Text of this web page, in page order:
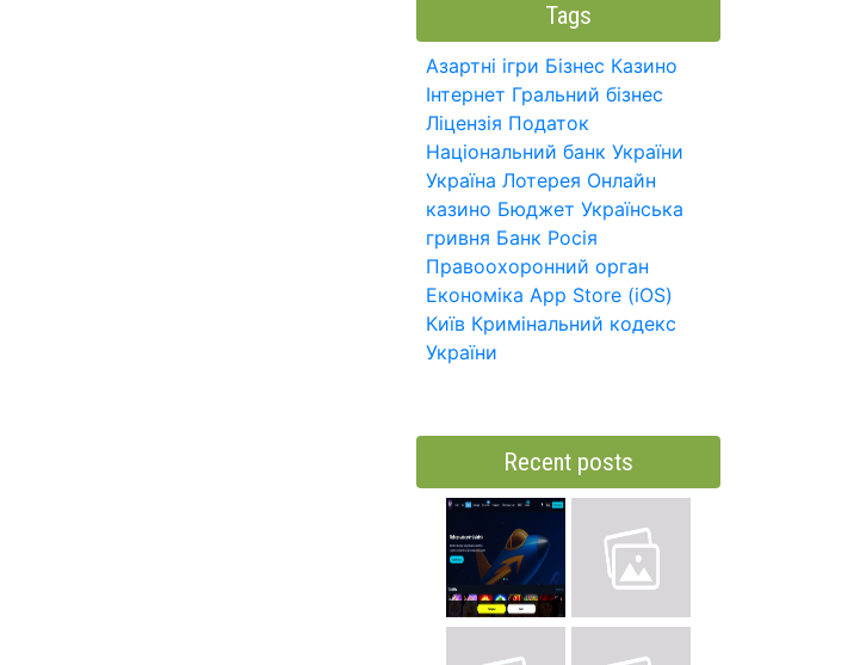
Tags
Азартні ігри Бізнес Казино
Інтернет Гральний бізнес
Ліцензія Податок
Національний банк України
Україна Лотерея Онлайн
казино Бюджет Українська
гривня Банк Росія
Правоохоронний орган
Економіка App Store (iOS)
Київ Кримінальний кодекс
України
Recent posts